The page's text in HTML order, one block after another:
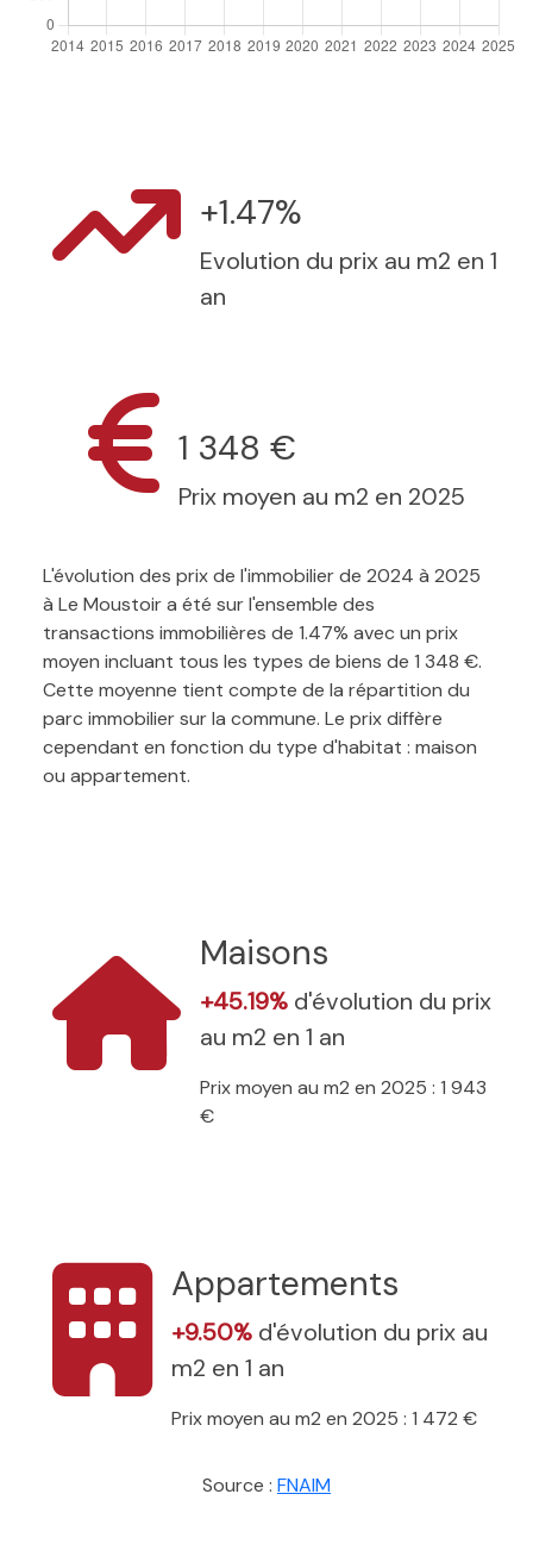
+1.47%
Evolution du prix au m2 en 1
an
1 348 €
Prix moyen au m2 en 2025
L'évolution des prix de l'immobilier de 2024 à 2025
à Le Moustoir a été sur l'ensemble des
transactions immobilières de 1.47% avec un prix
moyen incluant tous les types de biens de 1 348 €.
Cette moyenne tient compte de la répartition du
parc immobilier sur la commune. Le prix diffère
cependant en fonction du type d'habitat : maison
ou appartement.
Maisons
+45.19% d'évolution du prix
au m2 en 1 an
Prix moyen au m2 en 2025 : 1 943
€
Appartements
+9.50% d'évolution du prix au
m2 en 1 an
Prix moyen au m2 en 2025 : 1 472 €
Source : FNAIM